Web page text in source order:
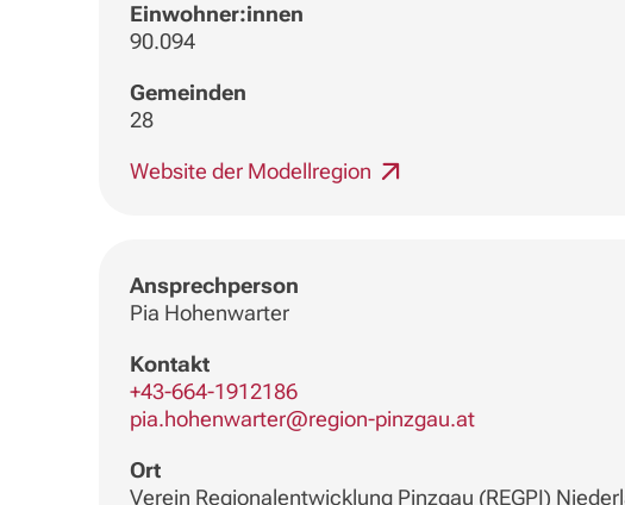
Einwohner:innen
90.094
Gemeinden
28
Website der Modellregion
Ansprechperson
Pia Hohenwarter
Kontakt
+43-664-1912186
pia.hohenwarter@region-pinzgau.at
Ort
Verein Regionalentwicklung Pinzgau (REGPI)